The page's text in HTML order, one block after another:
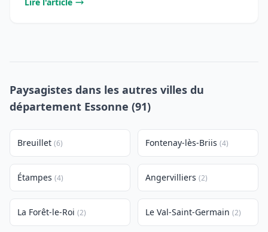
Paysagistes dans les autres villes du
département Essonne (91)
Breuillet (6) Fontenay-lès-Briis (4)
Étampes (4) Angervilliers (2)
La Forêt-le-Roi (2) Le Val-Saint-Germain (2)